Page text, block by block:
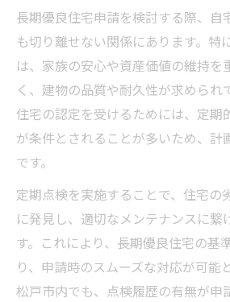
長期優良住宅申請を検討する際、自
も切り離せない関係にあります。特
は、家族の安心や資産価値の維持を
く、建物の品質や耐久性が求められ
住宅の認定を受けるためには、定期
が条件とされることが多いため、計
です。
定期点検を実施することで、住宅の
に発見し、適切なメンテナンスに繋
す。これにより、長期優良住宅の基
り、申請時のスムーズな対応が可能
松戸市内でも、点検履歴の有無が申